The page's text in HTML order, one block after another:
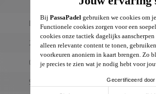
Dames
2026
Club
Shorts